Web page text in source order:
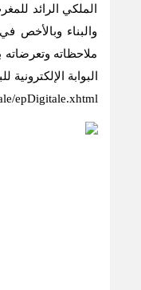
الملكي الرائد
والبناء وبالأخص
ملاحظاته
البوابة
epDigitale.xhtml